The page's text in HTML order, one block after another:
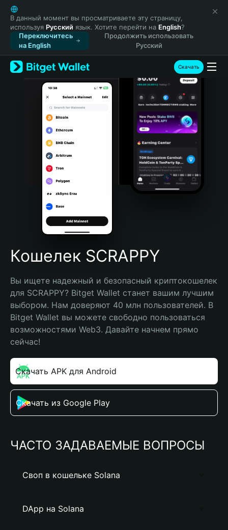
English
日本語
Tiếng Việt
Русский
Español (Latinoamérica)
Türkçe
Italiano
Português (Portugal)
Bahasa Indonesia
Português (Brasil)
Español (Argentina)
В данный момент вы просматриваете эту страницу,
используя Русский язык. Хотите перейти на English?
Переключитесь
на English
Продолжить использовать
Русский
Скачать
Кошелек SCRAPPY
Вы ищете надежный и безопасный криптокошелек
для SCRAPPY? Bitget Wallet станет вашим лучшим
выбором. Нам доверяют 40 млн пользователей. В
Bitget Wallet вы можете свободно пользоваться
возможностями Web3. Давайте начнем прямо
сейчас!
Скачать APK для Android
Скачать из Google Play
ЧАСТО ЗАДАВАЕМЫЕ ВОПРОСЫ
Своп в кошельке Solana
DApp на Solana